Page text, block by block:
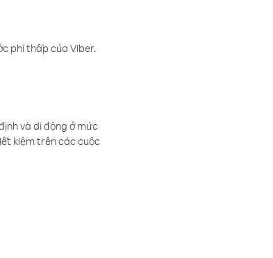
phí thấp của Viber.
và di động ở mức
kiệm trên các cuộc